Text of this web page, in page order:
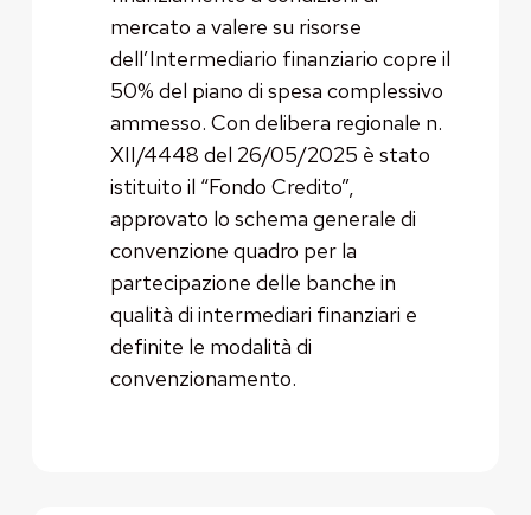
mercato a valere su risorse
dell’Intermediario finanziario copre il
50% del piano di spesa complessivo
ammesso. Con delibera regionale n.
XII/4448 del 26/05/2025 è stato
istituito il “Fondo Credito”,
approvato lo schema generale di
convenzione quadro per la
partecipazione delle banche in
qualità di intermediari finanziari e
definite le modalità di
convenzionamento.